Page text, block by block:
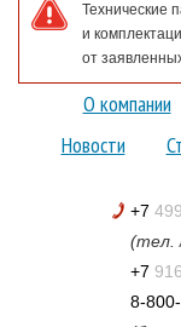
Технические
и
от
О компании
Новости
+7 499
(тел.
+7 916
8-